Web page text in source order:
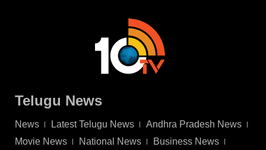
Telugu News
News Latest Telugu News
Andhra Pradesh News
Movie News
National News
Business News